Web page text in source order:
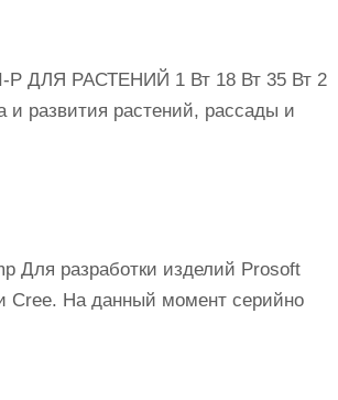
ДЛЯ РАСТЕНИЙ 1 Вт 18 Вт 35 Вт 2
растений, рассады и
разработки изделий Prosoft
Cree. На данный момент серийно